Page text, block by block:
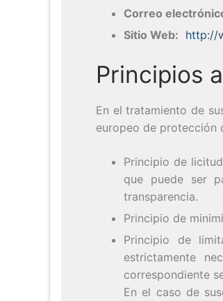
Correo
Sitio Web: http://
Principios
En el tratamiento de
europeo de protección
Principio de
que puede ser
transparencia.
Principio de
Principio de
estrictamente
correspondiente
En el caso de